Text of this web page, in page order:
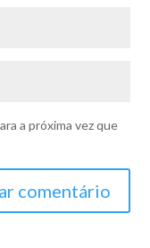
a próxima vez que
comentário